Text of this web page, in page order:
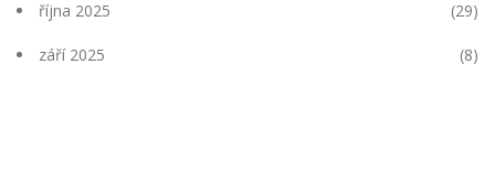
října 2025 (29)
září 2025 (8)